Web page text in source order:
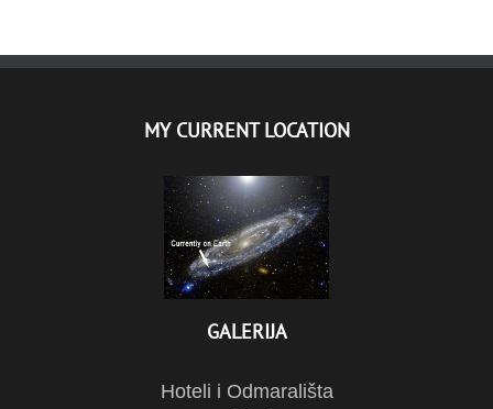
MY CURRENT LOCATION
GALERIJA
Hoteli i Odmarališta